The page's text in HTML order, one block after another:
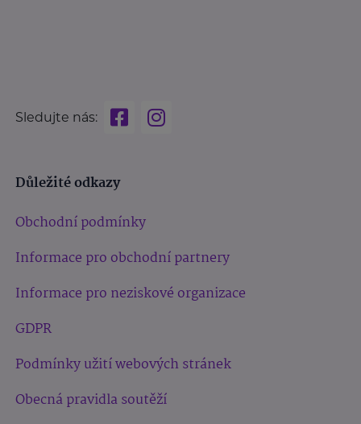
Sledujte nás:
Důležité odkazy
Obchodní podmínky
Informace pro obchodní partnery
Informace pro neziskové organizace
GDPR
Podmínky užití webových stránek
Obecná pravidla soutěží